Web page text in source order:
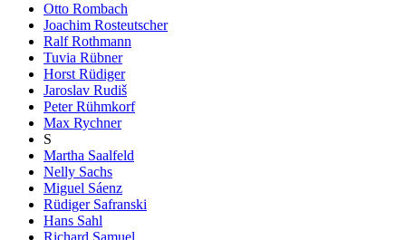
Otto Rombach
Joachim Rosteutscher
Ralf Rothmann
Tuvia Rübner
Horst Rüdiger
Jaroslav Rudiš
Peter Rühmkorf
Max Rychner
S
Martha Saalfeld
Nelly Sachs
Miguel Sáenz
Rüdiger Safranski
Hans Sahl
Richard Samuel